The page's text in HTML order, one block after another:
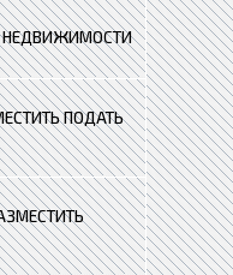
НЕДВИЖИМОСТИ
ПОДАТЬ